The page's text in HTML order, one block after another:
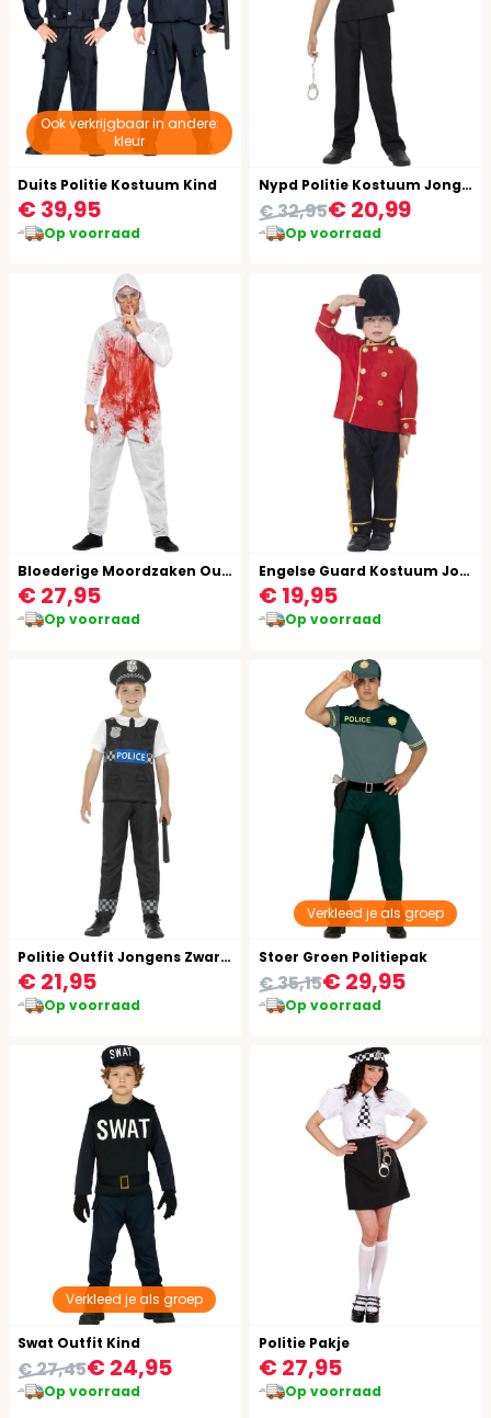
Ook verkrijgbaar in andere:
kleur
Duits Politie Kostuum Kind
€ 39,95
Op voorraad
Nypd Politie Kostuum Jongens
€ 20,99
€ 32,95
Op voorraad
Bloederige Moordzaken Outfit
€ 27,95
Op voorraad
Engelse Guard Kostuum Jongens
€ 19,95
Op voorraad
Politie Outfit Jongens Zwart Wit
€ 21,95
Op voorraad
Verkleed je als groep
Stoer Groen Politiepak
€ 29,95
€ 35,15
Op voorraad
Verkleed je als groep
Swat Outfit Kind
€ 24,95
€ 27,45
Op voorraad
Politie Pakje
€ 27,95
Op voorraad